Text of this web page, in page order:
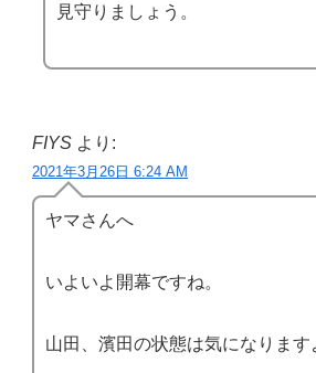
見守りましょう。
FIYS より:
2021年3月26日 6:24 AM
ヤマさんへ
いよいよ開幕ですね。
山田、濱田の状態は気になります